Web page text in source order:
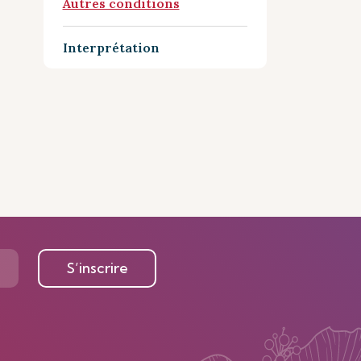
Autres conditions
Interprétation
S’inscrire